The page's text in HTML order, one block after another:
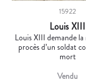
15922
Louis XIII
Louis XIII demande
procès d’un soldat
mort
Vendu